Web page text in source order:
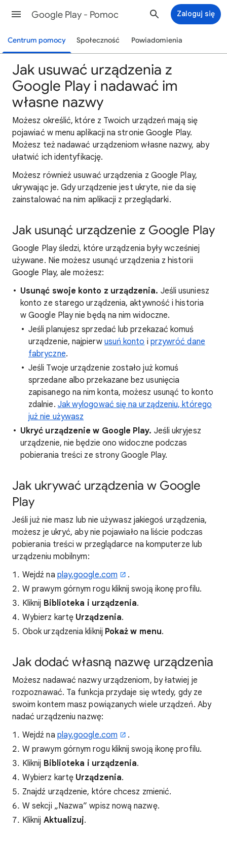
Google Play - Pomoc Zaloguj się
Centrum pomocy Społeczność Powiadomienia
Jak usuwać urządzenia z
Google Play i nadawać im
własne nazwy
Możesz określić, które z Twoich urządzeń mają się
pojawiać w menu aplikacji na stronie Google Play.
Możesz też nadawać urządzeniom własne nazwy, aby
ułatwić ich identyfikację.
Możesz również usuwać urządzenia z Google Play,
ukrywając je. Gdy urządzenie jest ukryte, nie da się
zainstalować na nim aplikacji z przeglądarki.
Jak usunąć urządzenie z Google Play
Google Play śledzi, które urządzenia były wcześniej
używane. Nie możesz usunąć urządzenia z historii
Google Play, ale możesz:
Usunąć swoje konto z urządzenia. Jeśli usuniesz
konto ze starego urządzenia, aktywność i historia
w Google Play nie będą na nim widoczne.
Jeśli planujesz sprzedać lub przekazać komuś
urządzenie, najpierw usuń konto i przywróć dane
fabryczne.
Jeśli Twoje urządzenie zostało już komuś
sprzedane albo przekazane bez usunięcia
zapisanego na nim konta, możesz usunąć to konto
zdalnie. Jak wylogować się na urządzeniu, którego
już nie używasz
Ukryć urządzenie w Google Play. Jeśli ukryjesz
urządzenie, nie będzie ono widoczne podczas
pobierania treści ze strony Google Play.
Jak ukrywać urządzenia w Google
Play
Jeśli już nie masz lub nie używasz jakiegoś urządzenia,
możesz je ukryć, aby nie pojawiało na liście podczas
pobierania treści w przeglądarce na komputerze lub
urządzeniu mobilnym:
Wejdź na play.google.com
.
W prawym górnym rogu kliknij swoją ikonę profilu.
Kliknij Biblioteka i urządzenia.
Wybierz kartę Urządzenia.
Obok urządzenia kliknij Pokaż w menu.
Jak dodać własną nazwę urządzenia
Możesz nadawać nazwy urządzeniom, by łatwiej je
rozpoznawać. Ta funkcja przydaje się wtedy, gdy ze
swoim kontem masz powiązanych wiele urządzeń. Aby
nadać urządzeniu nazwę:
Wejdź na play.google.com
.
W prawym górnym rogu kliknij swoją ikonę profilu.
Kliknij Biblioteka i urządzenia.
Wybierz kartę Urządzenia.
Znajdź urządzenie, które chcesz zmienić.
W sekcji „Nazwa” wpisz nową nazwę.
Kliknij Aktualizuj.